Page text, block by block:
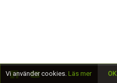
Vi använder cookies. Läs mer OK